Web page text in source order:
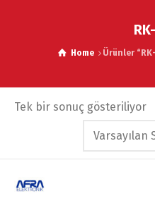
Home Ürünler
Tek bir sonuç gösteriliyor